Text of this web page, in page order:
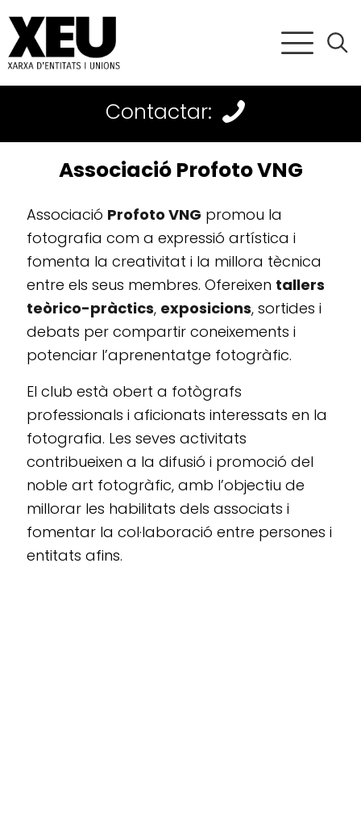
Contactar:
Associació Profoto VNG
Associació Profoto VNG promou la
fotografia com a expressió artística i
fomenta la creativitat i la millora tècnica
entre els seus membres. Ofereixen tallers
teòrico-pràctics, exposicions, sortides i
debats per compartir coneixements i
potenciar l’aprenentatge fotogràfic.
El club està obert a fotògrafs
professionals i aficionats interessats en la
fotografia. Les seves activitats
contribueixen a la difusió i promoció del
noble art fotogràfic, amb l’objectiu de
millorar les habilitats dels associats i
fomentar la col·laboració entre persones i
entitats afins.